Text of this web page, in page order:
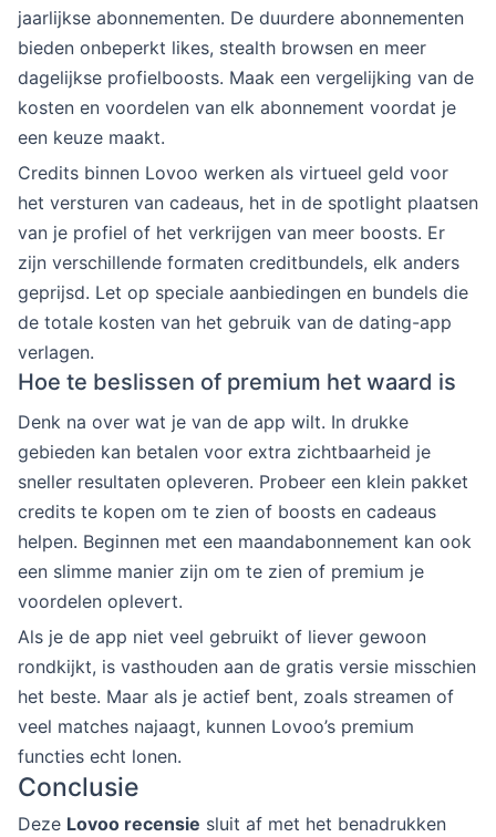
jaarlijkse abonnementen. De duurdere abonnementen
bieden onbeperkt likes, stealth browsen en meer
dagelijkse profielboosts. Maak een vergelijking van de
kosten en voordelen van elk abonnement voordat je
een keuze maakt.
Credits binnen Lovoo werken als virtueel geld voor
het versturen van cadeaus, het in de spotlight plaatsen
van je profiel of het verkrijgen van meer boosts. Er
zijn verschillende formaten creditbundels, elk anders
geprijsd. Let op speciale aanbiedingen en bundels die
de totale kosten van het gebruik van de dating-app
verlagen.
Hoe te beslissen of premium het waard is
Denk na over wat je van de app wilt. In drukke
gebieden kan betalen voor extra zichtbaarheid je
sneller resultaten opleveren. Probeer een klein pakket
credits te kopen om te zien of boosts en cadeaus
helpen. Beginnen met een maandabonnement kan ook
een slimme manier zijn om te zien of premium je
voordelen oplevert.
Als je de app niet veel gebruikt of liever gewoon
rondkijkt, is vasthouden aan de gratis versie misschien
het beste. Maar als je actief bent, zoals streamen of
veel matches najaagt, kunnen Lovoo’s premium
functies echt lonen.
Conclusie
Deze Lovoo recensie sluit af met het benadrukken